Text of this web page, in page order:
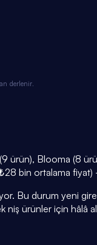
derlenir.
Blooma (8
bin ortalama
Bu durum yeni
niş ürünler için